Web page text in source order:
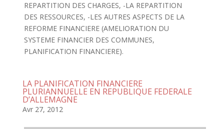
REPARTITION DES CHARGES, -LA REPARTITION
DES RESSOURCES, -LES AUTRES ASPECTS DE LA
REFORME FINANCIERE (AMELIORATION DU
SYSTEME FINANCIER DES COMMUNES,
PLANIFICATION FINANCIERE).
LA PLANIFICATION FINANCIERE
PLURIANNUELLE EN REPUBLIQUE FEDERALE
D’ALLEMAGNE
Avr 27, 2012